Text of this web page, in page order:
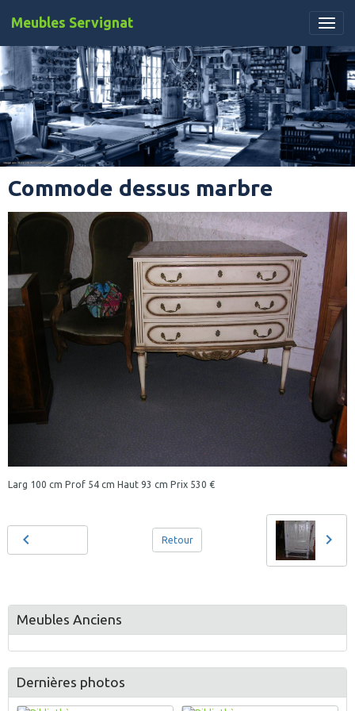
Meubles Servignat
Commode dessus marbre
Larg 100 cm Prof 54 cm Haut 93 cm Prix 530 €
Retour
Meubles Anciens
Dernières photos